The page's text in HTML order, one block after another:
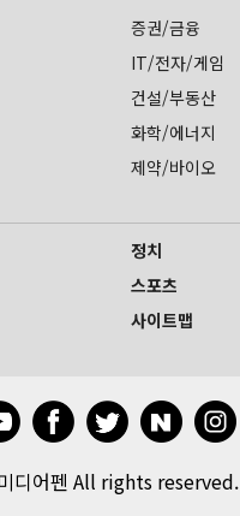
증권/금융
IT/전자/게임
건설/부동산
화학/에너지
제약/바이오
정치
스포츠
사이트맵
디어펜 All rights reserved.